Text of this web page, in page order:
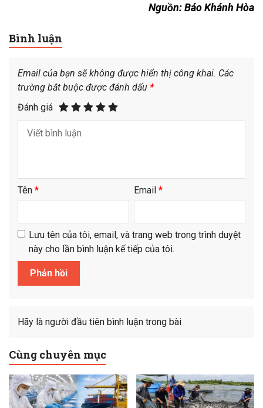
Nguồn: Báo Khánh Hòa
Bình luận
Email của bạn sẽ không được hiển thị công khai. Các
trường bắt buộc được đánh dấu *
Đánh giá
Tên * Email *
Lưu tên của tôi, email, và trang web trong trình duyệt
này cho lần bình luận kế tiếp của tôi.
Hãy là người đầu tiên bình luận trong bài
Cùng chuyên mục